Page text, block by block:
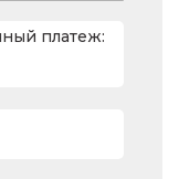
платеж: